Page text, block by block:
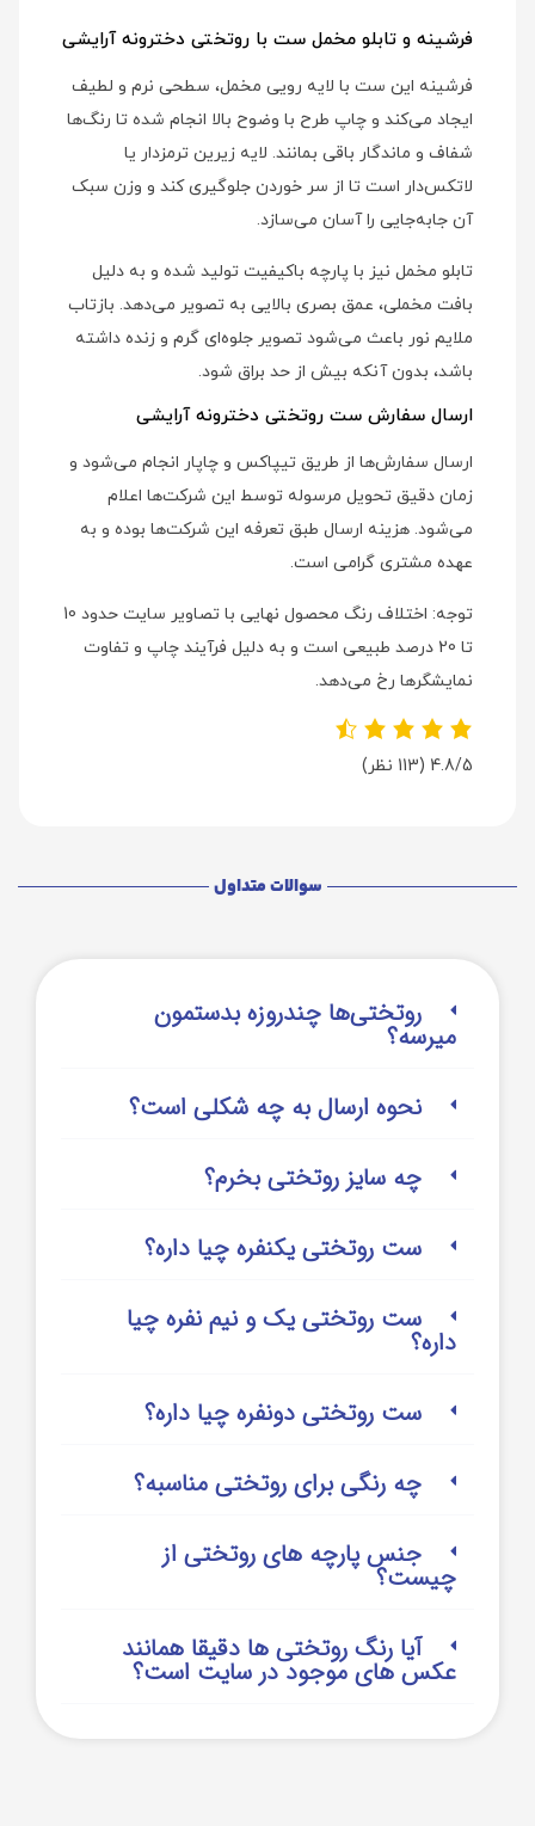
فرشینه و تابلو مخمل ست با روتختی دخترونه آرایشی
فرشینه این ست با لایه رویی مخمل، سطحی نرم و لطیف
ایجاد می‌کند و چاپ طرح با وضوح بالا انجام شده تا رنگ‌ها
شفاف و ماندگار باقی بمانند. لایه زیرین ترمزدار یا
لاتکس‌دار است تا از سر خوردن جلوگیری کند و وزن سبک
آن جابه‌جایی را آسان می‌سازد.
تابلو مخمل نیز با پارچه باکیفیت تولید شده و به دلیل
بافت مخملی، عمق بصری بالایی به تصویر می‌دهد. بازتاب
ملایم نور باعث می‌شود تصویر جلوه‌ای گرم و زنده داشته
باشد، بدون آنکه بیش از حد براق شود.
ارسال سفارش ست روتختی دخترونه آرایشی
ارسال سفارش‌ها از طریق تیپاکس و چاپار انجام می‌شود و
زمان دقیق تحویل مرسوله توسط این شرکت‌ها اعلام
می‌شود. هزینه ارسال طبق تعرفه این شرکت‌ها بوده و به
عهده مشتری گرامی است.
توجه: اختلاف رنگ محصول نهایی با تصاویر سایت حدود 10
تا 20 درصد طبیعی است و به دلیل فرآیند چاپ و تفاوت
نمایشگرها رخ می‌دهد.
4.8/5 (113 نظر)
سوالات متداول
روتختی‌‌ها چندروزه بدستمون
میرسه؟
نحوه ارسال به چه شکلی است؟
چه سایز روتختی بخرم؟
ست روتختی یکنفره چیا داره؟
ست روتختی یک و نیم نفره چیا
داره؟
ست روتختی دونفره چیا داره؟
چه رنگی برای روتختی مناسبه؟
جنس پارچه های روتختی از
چیست؟
آیا رنگ روتختی ها دقیقا همانند
عکس های موجود در سایت است؟